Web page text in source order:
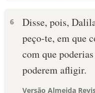
6
Disse, pois,
peço-te, em que
com que
poderem afligir.
Versão Almeida